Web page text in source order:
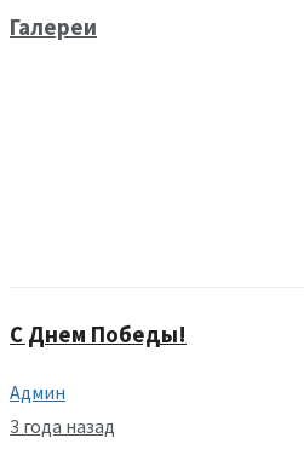
Галереи
С Днем Победы!
Админ
3 года назад